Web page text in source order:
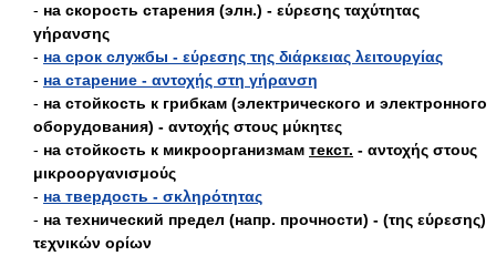
- на скорость старения (элн.) - εύρεσης ταχύτητας
γήρανσης
- на срок службы - εύρεσης της διάρκειας λειτουργίας
- на старение - αντοχής στη γήρανση
- на стойкость к грибкам (электрического и электронного
оборудования) - αντοχής στους μύκητες
- на стойкость к микроорганизмам текст. - αντοχής στους
μικροοργανισμούς
- на твердость - σκληρότητας
- на технический предел (напр. прочности) - (της εύρεσης)
τεχνικών ορίων